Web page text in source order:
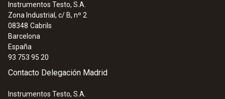
Instrumentos Testo, S.A.
Zona Industrial, c/ B, nº 2
08348 Cabrils
Barcelona
España
93 753 95 20
Contacto Delegación Madrid
Instrumentos Testo, S.A.